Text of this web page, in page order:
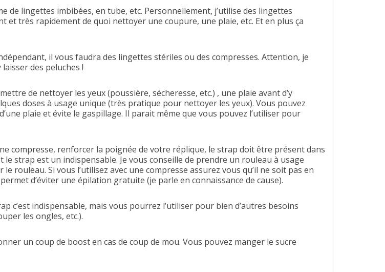
de lingettes imbibées, en tube, etc. Personnellement, j’utilise des lingettes
et très rapidement de quoi nettoyer une coupure, une plaie, etc. Et en plus ça
il vous faudra des lingettes stériles ou des compresses. Attention, je
des peluches !
de nettoyer les yeux (poussière, sécheresse, etc.) , une plaie avant d’y
doses à usage unique (très pratique pour nettoyer les yeux). Vous pouvez
plaie et évite le gaspillage. Il parait même que vous pouvez l’utiliser pour
compresse, renforcer la poignée de votre réplique, le strap doit être présent dans
strap est un indispensable. Je vous conseille de prendre un rouleau à usage
rouleau. Si vous l’utilisez avec une compresse assurez vous qu’il ne soit pas en
d’éviter une épilation gratuite (je parle en connaissance de cause).
c’est indispensable, mais vous pourrez l’utiliser pour bien d’autres besoins
les ongles, etc.).
un coup de boost en cas de coup de mou. Vous pouvez manger le sucre